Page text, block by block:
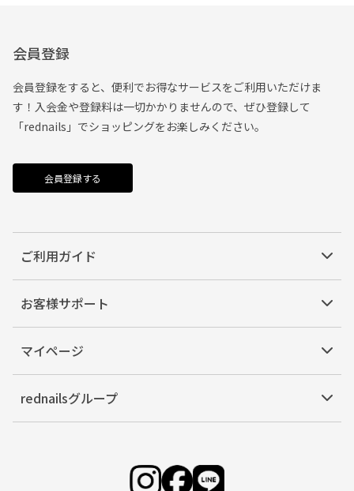
会員登録
会員登録をすると、便利でお得なサービスをご利用いただけま
す！入会金や登録料は一切かかりませんので、ぜひ登録して
「rednails」でショッピングをお楽しみください。
会員登録する
ご利用ガイド
お客様サポート
マイページ
rednailsグループ